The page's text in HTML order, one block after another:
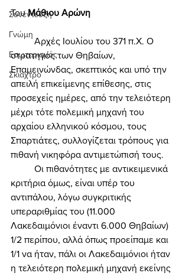
Συνέντευξη
Γνώμη
Εσωτερισμός
Σκιάχτρο
Του Μάθιου Αρώνη
	Αρχές Ιουλίου του 371 π.Χ. Ο
στρατηγός των Θηβαίων,
Επαμεινώνδας, σκεπτικός και υπό την
απειλή επικείμενης επίθεσης, στις
προσεχείς ημέρες, από την τελειότερη
μέχρι τότε πολεμική μηχανή του
αρχαίου ελληνικού κόσμου, τους
Σπαρτιάτες, συλλογίζεται τρόπους για
πιθανή νικηφόρα αντιμετώπισή τους.
κριτήρια όμως, είναι υπέρ του
αντιπάλου, λόγω συγκριτικής
υπεραριθμίας του (11.000
Λακεδαιμόνιοι έναντι 6.000 Θηβαίων)
1/2 περίπου, αλλά όπως προείπαμε και
1/1 να ήταν, πάλι οι Λακεδαιμόνιοι ήταν
η τελειότερη πολεμική μηχανή εκείνης